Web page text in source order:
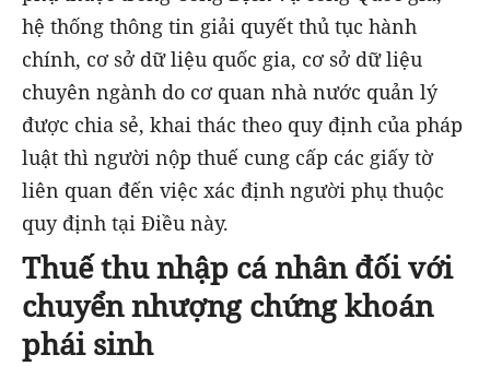
hệ thống thông tin giải quyết thủ tục hành
chính, cơ sở dữ liệu quốc gia, cơ sở dữ liệu
chuyên ngành do cơ quan nhà nước quản lý
được chia sẻ, khai thác theo quy định của pháp
luật thì người nộp thuế cung cấp các giấy tờ
liên quan đến việc xác định người phụ thuộc
quy định tại Điều này.
Thuế thu nhập cá nhân đối với
chuyển nhượng chứng khoán
phái sinh